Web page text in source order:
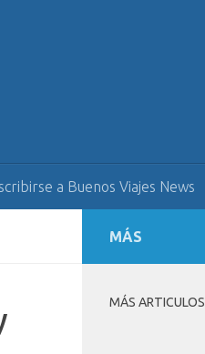
a Buenos Viajes News
MÁS
MÁS ARTICULOS